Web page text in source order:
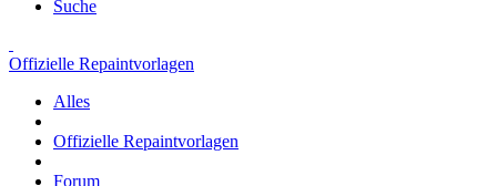
Suche
Offizielle Repaintvorlagen
Alles
Offizielle Repaintvorlagen
Forum